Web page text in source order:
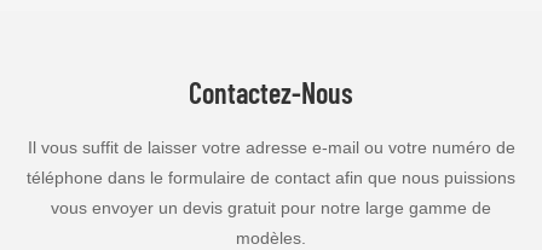
Contactez-Nous
Il vous suffit de laisser votre adresse e-mail ou votre numéro de
téléphone dans le formulaire de contact afin que nous puissions
vous envoyer un devis gratuit pour notre large gamme de
modèles.